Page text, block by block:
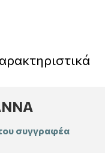
συγγραφέα